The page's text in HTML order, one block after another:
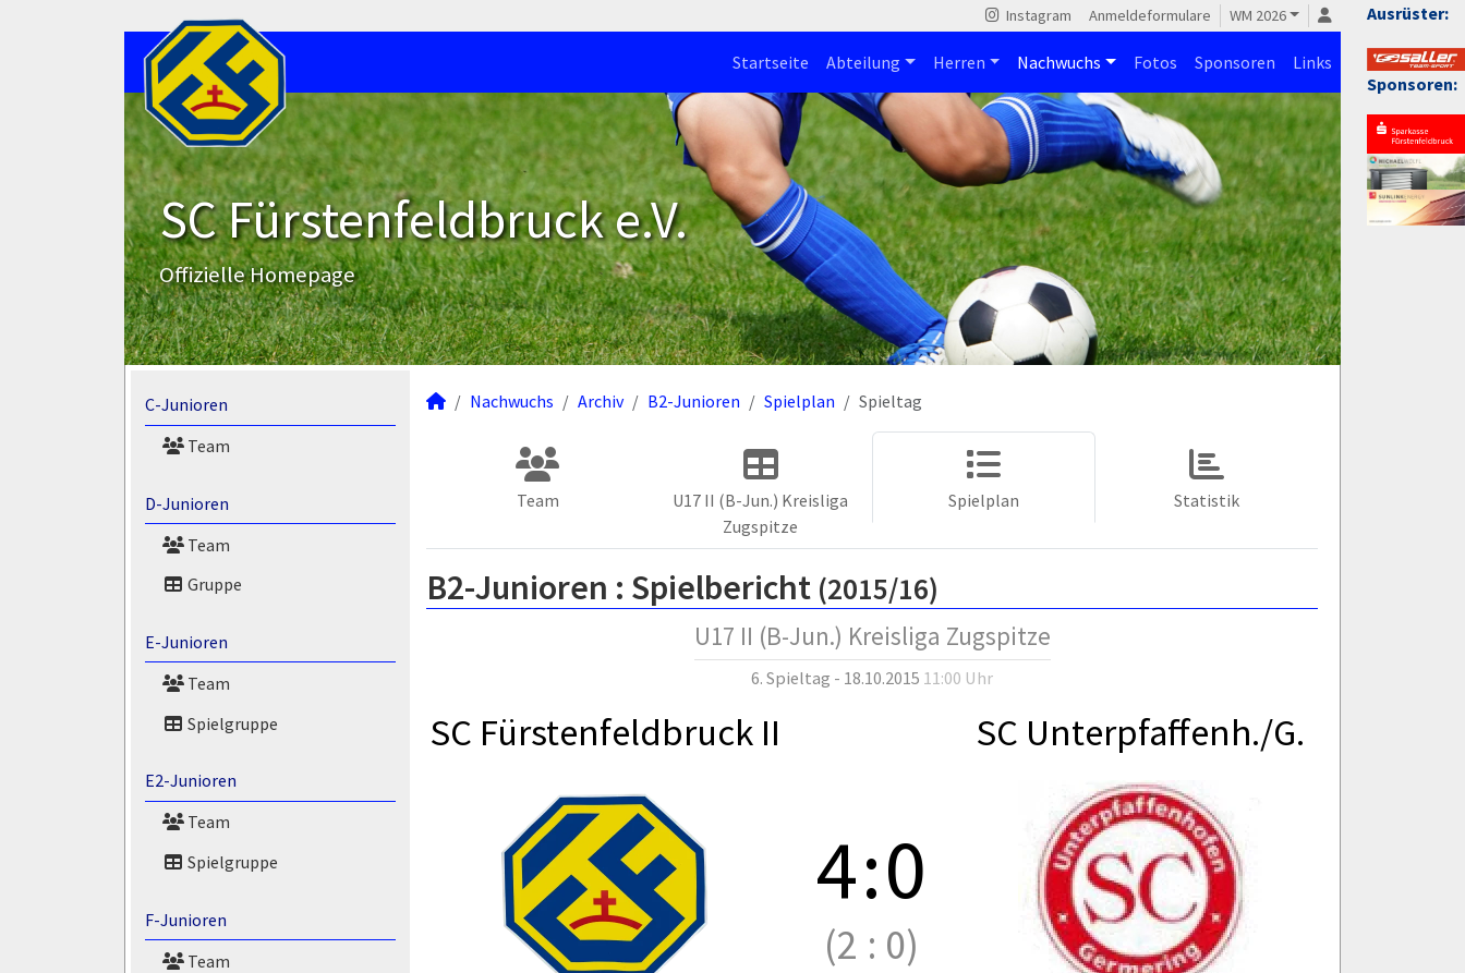
Ausrüster:
Sponsoren:
Instagram Anmeldeformulare WM 2026
Startseite Abteilung Herren Nachwuchs Fotos Sponsoren Links
SC Fürstenfeldbruck e.V.
Offizielle Homepage
C-Junioren
Team
D-Junioren
Team
Gruppe
E-Junioren
Team
Spielgruppe
E2-Junioren
Team
Spielgruppe
F-Junioren
Team
Nachwuchs Archiv B2-Junioren Spielplan Spieltag
Team
U17 II (B-Jun.) Kreisliga
Zugspitze
Spielplan Statistik
B2-Junioren : Spielbericht (2015/16)
U17 II (B-Jun.) Kreisliga Zugspitze
6. Spieltag - 18.10.2015 11:00 Uhr
SC Fürstenfeldbruck II SC Unterpfaffenh./G.
4:0
(2 : 0)